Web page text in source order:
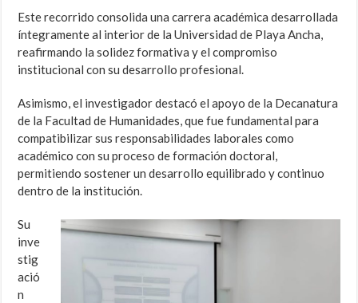
Este recorrido consolida una carrera académica desarrollada
íntegramente al interior de la Universidad de Playa Ancha,
reafirmando la solidez formativa y el compromiso
institucional con su desarrollo profesional.
Asimismo, el investigador destacó el apoyo de la Decanatura
de la Facultad de Humanidades, que fue fundamental para
compatibilizar sus responsabilidades laborales como
académico con su proceso de formación doctoral,
permitiendo sostener un desarrollo equilibrado y continuo
dentro de la institución.
Su
inve
stig
ació
n